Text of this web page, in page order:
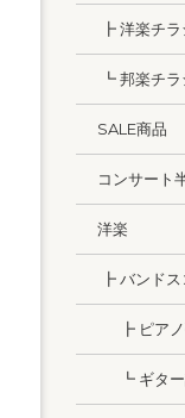
┣ 洋楽チラ
┗ 邦楽チラ
SALE商品
コンサート
洋楽
┣ バンドス
┣ ピアノ
┗ ギター